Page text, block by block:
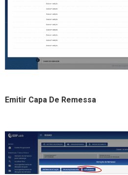
Emitir Capa De Remessa